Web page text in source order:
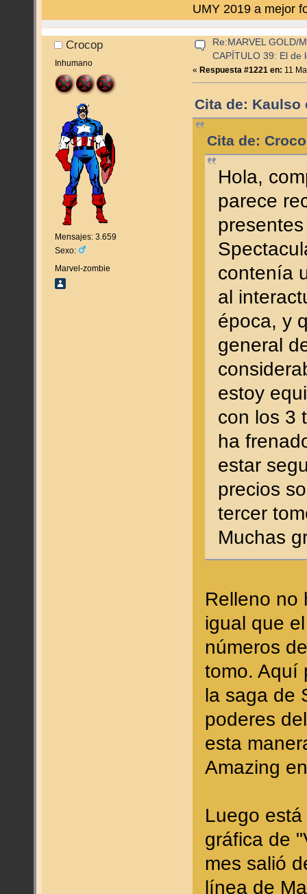
UMY 2019 a mejor
Crocop
Inhumano
Mensajes: 3.659
Sexo:
Marvel-zombie
Re:MARVEL GOLD/
CAPÍTULO 39: El de
« Respuesta #1221 en: 11
Cita de: Kaulso
Cita de:
Hola,
parece
contenía
al
época, y
general
estoy
con los 3
ha
estar
precios
tercer
Muchas
Relleno no
igual que
números
tomo. Aquí
la saga de
poderes
esta
Amazing
Luego
gráfica de
mes salió
línea de